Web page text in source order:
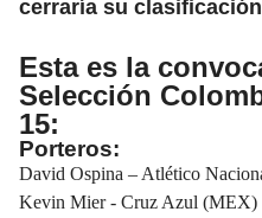
cerraría su
Esta es la
Selección
15:
Porteros:
David Ospina – Atlético
Kevin Mier - Cruz Azul (MEX)